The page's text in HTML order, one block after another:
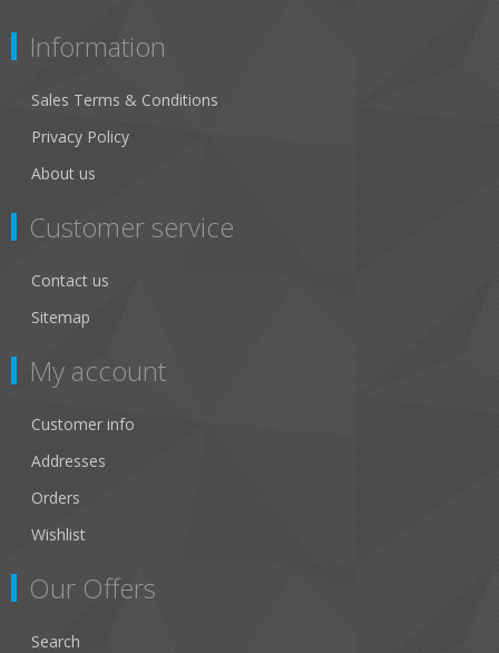
Information
Sales Terms & Conditions
Privacy Policy
About us
Customer service
Contact us
Sitemap
My account
Customer info
Addresses
Orders
Wishlist
Our Offers
Search